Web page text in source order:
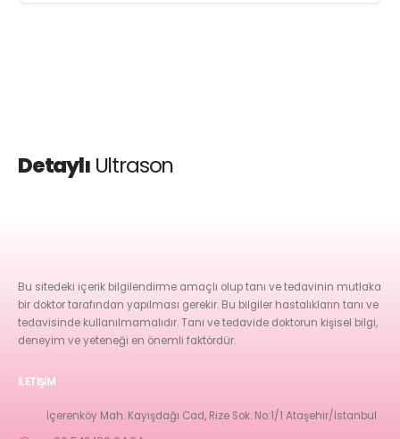
DetaylıUltrason
Bu sitedeki içerik bilgilendirme amaçlı olup tanı ve tedavinin mutlaka
bir doktor tarafından yapılması gerekir. Bu bilgiler hastalıkların tanı ve
tedavisinde kullanılmamalıdır. Tanı ve tedavide doktorun kişisel bilgi,
deneyim ve yeteneği en önemli faktördür.
İLETIŞIM
İçerenköy Mah. Kayışdağı Cad, Rize Sok. No:1/1 Ataşehir/İstanbul